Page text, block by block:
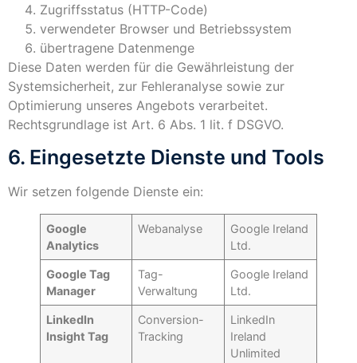
Zugriffsstatus (HTTP-Code)
verwendeter Browser und Betriebssystem
übertragene Datenmenge
Diese Daten werden für die Gewährleistung der
Systemsicherheit, zur Fehleranalyse sowie zur
Optimierung unseres Angebots verarbeitet.
Rechtsgrundlage ist Art. 6 Abs. 1 lit. f DSGVO.
6. Eingesetzte Dienste und Tools
Wir setzen folgende Dienste ein:
Google
Analytics
Webanalyse
Google Ireland
Ltd.
Google Tag
Manager
Tag-
Verwaltung
Google Ireland
Ltd.
LinkedIn
Insight Tag
Conversion-
Tracking
LinkedIn
Ireland
Unlimited